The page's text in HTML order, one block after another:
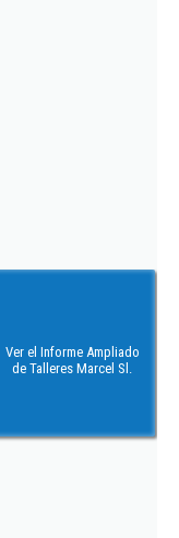
Ver el Informe Ampliado
de Talleres Marcel Sl.